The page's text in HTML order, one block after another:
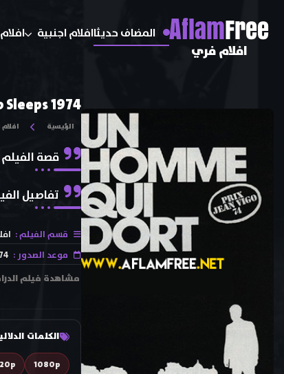
AflamFree
افلام فري
المضاف حديثاافلام اجنبية
1974
الرئيسية افلام
قصة الفيلم
تفاصيل
قسم الفيلم :
موعد الصدور :
الكلمات
1080p